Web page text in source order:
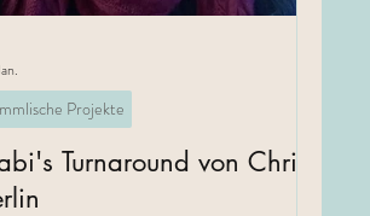
Turnaround von Chris
Projekte